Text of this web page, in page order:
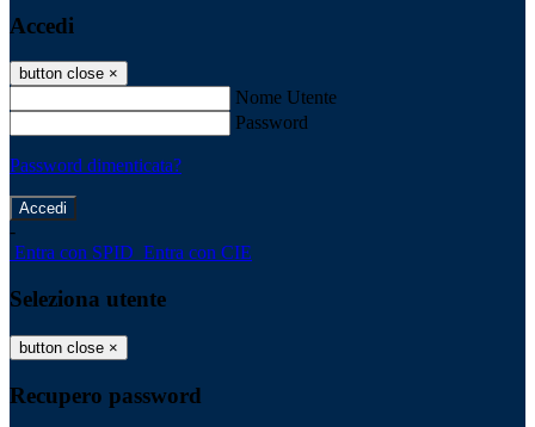
Accedi
button close ×
Nome Utente
Password
Password dimenticata?
-
Entra con SPID Entra con CIE
Seleziona utente
button close ×
Recupero password